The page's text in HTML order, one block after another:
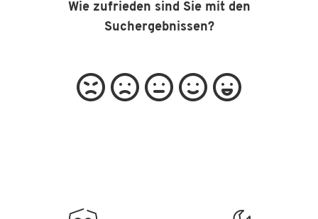
Wie zufrieden sind Sie mit den
Suchergebnissen?